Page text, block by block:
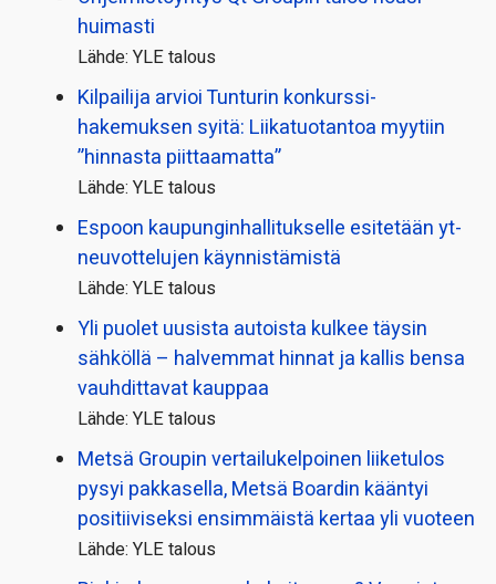
huimasti
Lähde: YLE talous
Kilpailija arvioi Tunturin konkurssi­
hakemuksen syitä: Liikatuotantoa myytiin
”hinnasta piittaamatta”
Lähde: YLE talous
Espoon kaupungin­hallitukselle esitetään yt-
neuvottelujen käynnistämistä
Lähde: YLE talous
Yli puolet uusista autoista kulkee täysin
sähköllä – halvemmat hinnat ja kallis bensa
vauhdittavat kauppaa
Lähde: YLE talous
Metsä Groupin vertailu­kelpoinen liiketulos
pysyi pakkasella, Metsä Boardin kääntyi
positiiviseksi ensimmäistä kertaa yli vuoteen
Lähde: YLE talous